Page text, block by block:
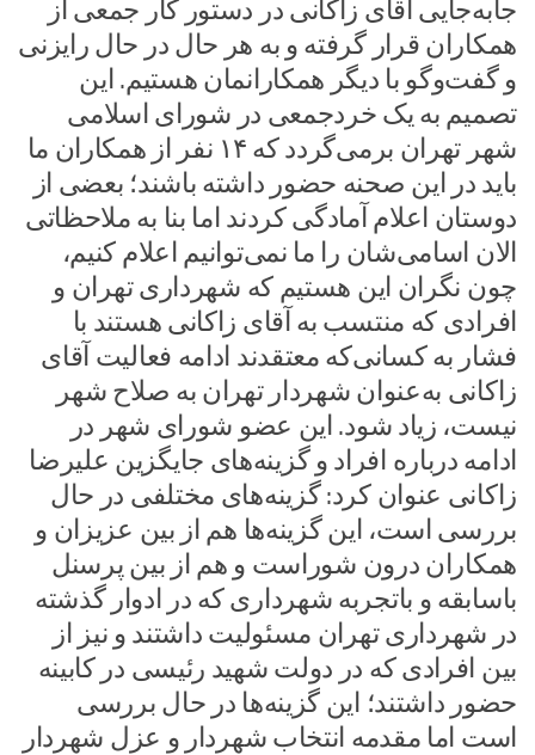
جابه‌جایی آقای زاکانی در دستور کار جمعی از
همکاران قرار گرفته و به هر حال در حال رایزنی
و گفت‌وگو با دیگر همکارانمان هستیم. این
تصمیم به یک خردجمعی در شورای اسلامی
شهر تهران برمی‌گردد که ۱۴ نفر از همکاران ما
باید در این صحنه حضور داشته باشند؛ بعضی از
دوستان اعلام آمادگی کردند اما بنا به ملاحظاتی
الان اسامی‌شان را ما نمی‌توانیم اعلام کنیم،
چون نگران این هستیم که شهرداری تهران و
افرادی که منتسب به آقای زاکانی هستند با
فشار به کسانی‌که معتقدند ادامه فعالیت آقای
زاکانی به‌عنوان شهردار تهران به صلاح شهر
نیست، زیاد شود. این عضو شورای شهر در
ادامه درباره افراد و گزینه‌های جایگزین علیرضا
زاکانی عنوان کرد: گزینه‌های مختلفی در حال
بررسی است، این گزینه‌ها هم از بین عزیزان و
همکاران درون شوراست و هم از بین پرسنل
باسابقه و باتجربه شهرداری که در ادوار گذشته
در شهرداری تهران مسئولیت داشتند و نیز از
بین افرادی که در دولت شهید رئیسی در کابینه
حضور داشتند؛ این گزینه‌ها در حال بررسی
است اما مقدمه انتخاب شهردار و عزل شهردار